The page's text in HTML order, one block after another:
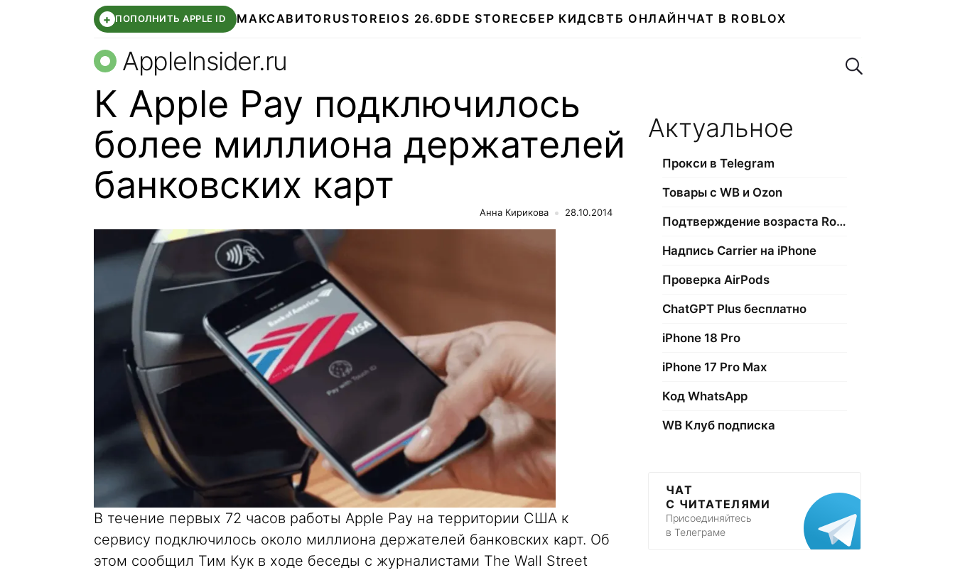
+ ПОПОЛНИТЬ APPLE ID МАКСАВИТО RUSTOREIOS 26.6DDE STORE СБЕР КИДСВТБ ОНЛАЙН ЧАТ В ROBLOX
AppleInsider.ru Поиск по сайту
К Apple Pay подключилось
более миллиона держателей
банковских карт
Анна Кирикова 28.10.2014
В течение первых 72 часов работы Apple Pay на территории США к
сервису подключилось около миллиона держателей банковских карт. Об
этом сообщил Тим Кук в ходе беседы с журналистами The Wall Street
Актуальное
Прокси в Telegram
Товары с WB и Ozon
Подтверждение возраста Roblox
Надпись Carrier на iPhone
Проверка AirPods
ChatGPT Plus бесплатно
iPhone 18 Pro
iPhone 17 Pro Max
Код WhatsApp
WB Клуб подписка
ЧАТ
С ЧИТАТЕЛЯМИ
Присоединяйтесь
в Телеграме